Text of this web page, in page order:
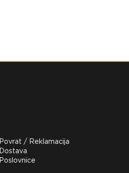
Povrat / Reklamacija
Dostava
Poslovnice